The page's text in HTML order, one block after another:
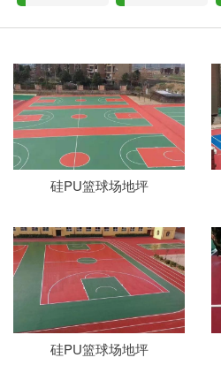
硅PU篮球场地坪
硅PU篮球场地坪